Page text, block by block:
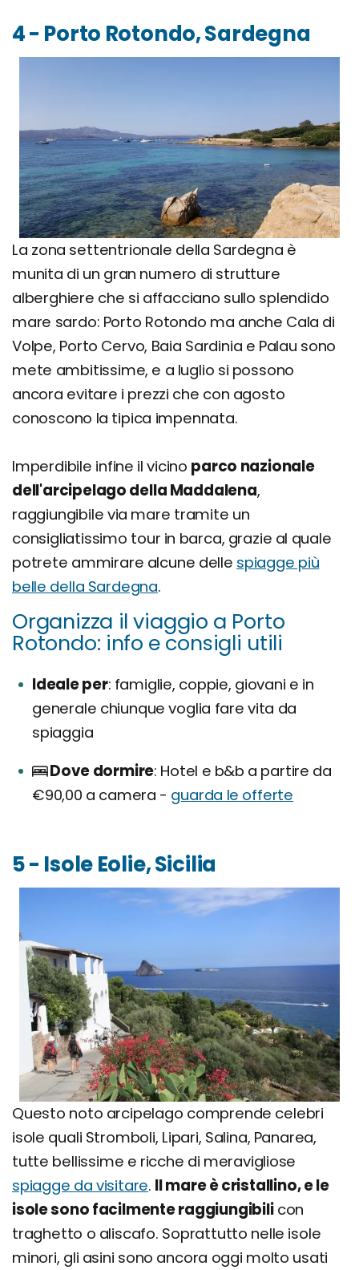
4 - Porto Rotondo, Sardegna
La zona settentrionale della Sardegna è
munita di un gran numero di strutture
alberghiere che si affacciano sullo splendido
mare sardo: Porto Rotondo ma anche Cala di
Volpe, Porto Cervo, Baia Sardinia e Palau sono
mete ambitissime, e a luglio si possono
ancora evitare i prezzi che con agosto
conoscono la tipica impennata.
Imperdibile infine il vicino parco nazionale
dell'arcipelago della Maddalena,
raggiungibile via mare tramite un
consigliatissimo tour in barca, grazie al quale
potrete ammirare alcune delle spiagge più
belle della Sardegna.
Organizza il viaggio a Porto
Rotondo: info e consigli utili
Ideale per famiglie, coppie, giovani e in
generale chiunque voglia fare vita da
spiaggia
Dove dormire Hotel e b&b a partire da
€90,00 a camera - guarda le offerte
5 - Isole Eolie, Sicilia
Questo noto arcipelago comprende celebri
isole quali Stromboli, Lipari, Salina, Panarea,
tutte bellissime e ricche di meravigliose
spiagge da visitare. Il mare è cristallino, e le
isole sono facilmente raggiungibilicon
traghetto o aliscafo. Soprattutto nelle isole
minori, gli asini sono ancora oggi molto usati